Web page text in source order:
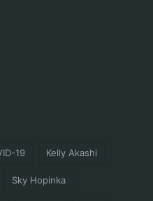
19 Kelly Akashi
Sky Hopinka